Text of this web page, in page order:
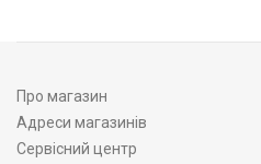
Про магазин
Адреси магазинів
Сервісний центр